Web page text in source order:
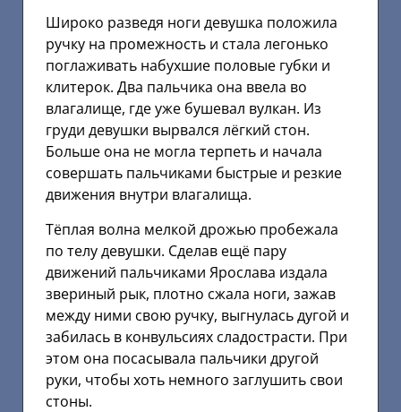
Широко разведя ноги девушка положила
ручку на промежность и стала легонько
поглаживать набухшие половые губки и
клитерок. Два пальчика она ввела во
влагалище, где уже бушевал вулкан. Из
груди девушки вырвался лёгкий стон.
Больше она не могла терпеть и начала
совершать пальчиками быстрые и резкие
движения внутри влагалища.
Тёплая волна мелкой дрожью пробежала
по телу девушки. Сделав ещё пару
движений пальчиками Ярослава издала
звериный рык, плотно сжала ноги, зажав
между ними свою ручку, выгнулась дугой и
забилась в конвульсиях сладострасти. При
этом она посасывала пальчики другой
руки, чтобы хоть немного заглушить свои
стоны.